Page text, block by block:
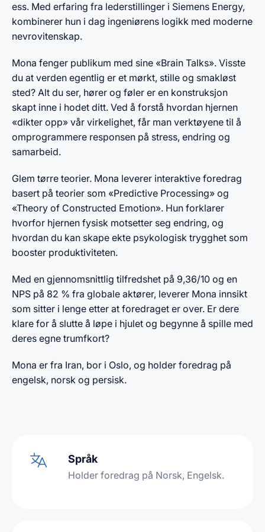
ess. Med erfaring fra lederstillinger i Siemens Energy,
kombinerer hun i dag ingeniørens logikk med moderne
nevrovitenskap.
Mona fenger publikum med sine «Brain Talks». Visste
du at verden egentlig er et mørkt, stille og smakløst
sted? Alt du ser, hører og føler er en konstruksjon
skapt inne i hodet ditt. Ved å forstå hvordan hjernen
«dikter opp» vår virkelighet, får man verktøyene til å
omprogrammere responsen på stress, endring og
samarbeid.
Glem tørre teorier. Mona leverer interaktive foredrag
basert på teorier som «Predictive Processing» og
«Theory of Constructed Emotion». Hun forklarer
hvorfor hjernen fysisk motsetter seg endring, og
hvordan du kan skape ekte psykologisk trygghet som
booster produktiviteten.
Med en gjennomsnittlig tilfredshet på 9,36/10 og en
NPS på 82 % fra globale aktører, leverer Mona innsikt
som sitter i lenge etter at foredraget er over. Er dere
klare for å slutte å løpe i hjulet og begynne å spille med
deres egne trumfkort?
Mona er fra Iran, bor i Oslo, og holder foredrag på
engelsk, norsk og persisk.
Språk
Holder foredrag på Norsk, Engelsk.